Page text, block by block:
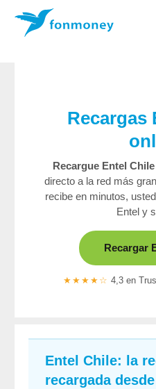
Recargas
Recargue Entel Chile
directo a la red más
recibe en minutos,
Entel y
Recargar
★★★★☆ 4,3 en
Entel Chile: la
recargada